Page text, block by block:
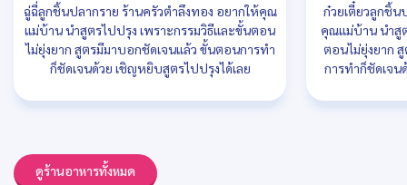
ฉู่ฉี่ลูกชิ้นปลากราย ร้านครัวตำลึงทอง อยากให้คุณ
แม่บ้าน นำสูตรไปปรุง เพราะกรรมวิธีและขั้นตอน
ไม่ยุ่งยาก สูตรมีมาบอกชัดเจนแล้ว ขั้นตอนการทำ
ก็ชัดเจนด้วย เชิญหยิบสูตรไปปรุงได้เลย
ก๋วยเตี๋ยวลูกชิ้น
คุณแม่บ้าน นำสู
ตอนไม่ยุ่งยาก
การทำก็ชัดเจน
ดูร้านอาหารทั้งหมด